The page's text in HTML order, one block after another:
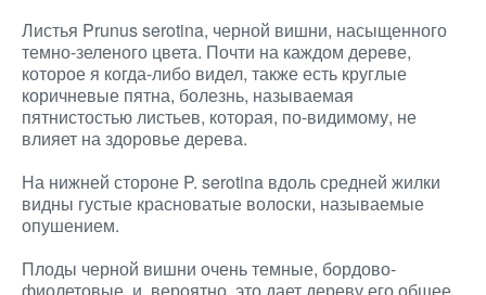
Листья Prunus serotina, черной вишни, насыщенного
темно-зеленого цвета. Почти на каждом дереве,
которое я когда-либо видел, также есть круглые
коричневые пятна, болезнь, называемая
пятнистостью листьев, которая, по-видимому, не
влияет на здоровье дерева.
На нижней стороне P. serotina вдоль средней жилки
видны густые красноватые волоски, называемые
опушением.
Плоды черной вишни очень темные, бордово-